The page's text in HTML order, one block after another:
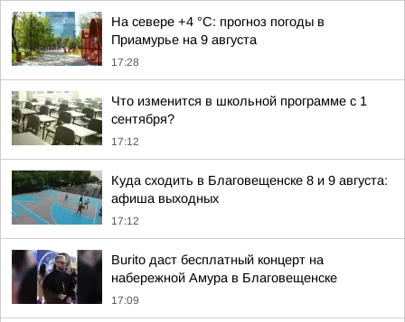
На севере +4 °С: прогноз погоды в
Приамурье на 9 августа
17:28
Что изменится в школьной программе с 1
сентября?
17:12
Куда сходить в Благовещенске 8 и 9 августа:
афиша выходных
17:12
Burito даст бесплатный концерт на
набережной Амура в Благовещенске
17:09